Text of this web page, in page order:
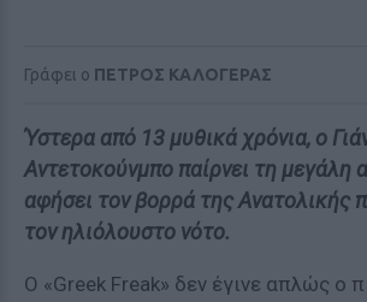
Γράφει ο ΠΕΤΡΟΣ ΚΑΛΟΓΕΡΑΣ
Ύστερα από 13 μυθικά χρόνια, ο
Αντετοκούνμπο παίρνει τη μεγάλη
αφήσει τον βορρά της Ανατολικής
τον ηλιόλουστο νότο.
Ο «Greek Freak» δεν έγινε απλώς ο